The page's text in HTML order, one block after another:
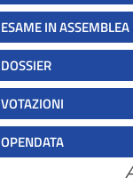
ESAME IN ASSEMBLEA
DOSSIER
VOTAZIONI
OPENDATA